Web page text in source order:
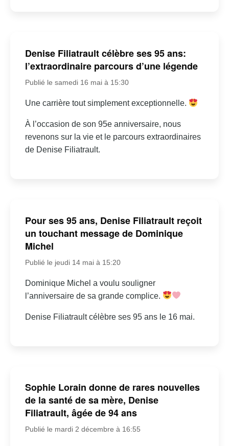
Denise Filiatrault célèbre ses 95 ans:
l’extraordinaire parcours d’une légende
Publié le samedi 16 mai à 15:30
Une carrière tout simplement exceptionnelle.
À l’occasion de son 95e anniversaire, nous
revenons sur la vie et le parcours extraordinaires
de Denise Filiatrault.
Pour ses 95 ans, Denise Filiatrault reçoit
un touchant message de Dominique
Michel
Publié le jeudi 14 mai à 15:20
Dominique Michel a voulu souligner
l’anniversaire de sa grande complice.
Denise Filiatrault célèbre ses 95 ans le 16 mai.
Sophie Lorain donne de rares nouvelles
de la santé de sa mère, Denise
Filiatrault, âgée de 94 ans
Publié le mardi 2 décembre à 16:55